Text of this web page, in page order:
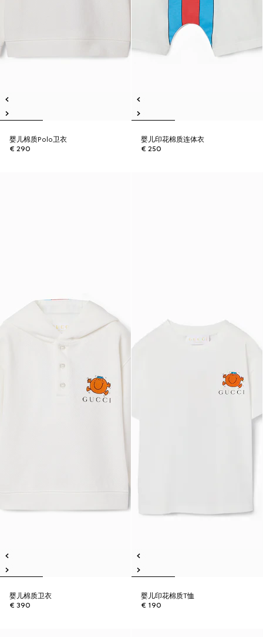
婴儿棉质Polo卫衣
€ 290
婴儿印花棉质连体衣
€ 250
婴儿棉质卫衣
€ 390
婴儿印花棉质T恤
€ 190